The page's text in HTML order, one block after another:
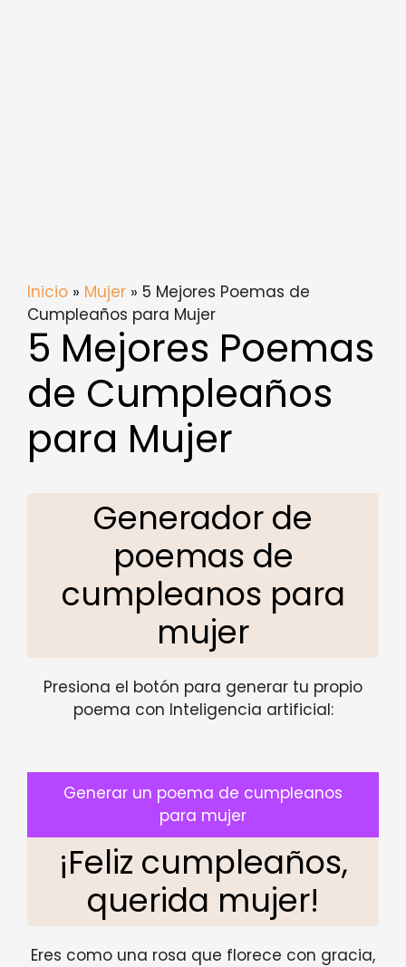
Inicio » Mujer » 5 Mejores Poemas de
Cumpleaños para Mujer
5 Mejores Poemas
de Cumpleaños
para Mujer
Generador de
poemas de
cumpleanos para
mujer
Presiona el botón para generar tu propio
poema con Inteligencia artificial:
Generar un poema de cumpleanos
para mujer
¡Feliz cumpleaños,
querida mujer!
Eres como una rosa que florece con gracia,